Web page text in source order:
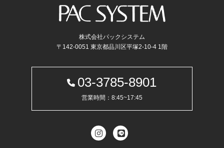
株式会社パックシステム
〒142-0051 東京都品川区平塚2-10-4 1階
03-3785-8901
営業時間：8:45~17:45